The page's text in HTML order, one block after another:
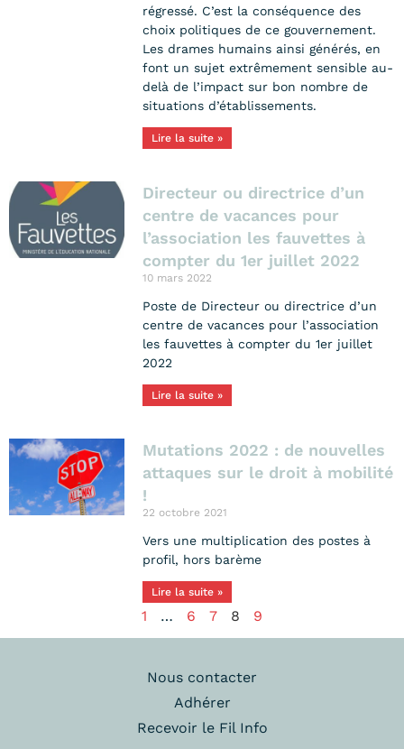
régressé. C’est la conséquence des
choix politiques de ce gouvernement.
Les drames humains ainsi générés, en
font un sujet extrêmement sensible au-
delà de l’impact sur bon nombre de
situations d’établissements.
Lire la suite »
Directeur ou directrice d’un
centre de vacances pour
l’association les fauvettes à
compter du 1er juillet 2022
10 mars 2022
Poste de Directeur ou directrice d’un
centre de vacances pour l’association
les fauvettes à compter du 1er juillet
2022
Lire la suite »
Mutations 2022 : de nouvelles
attaques sur le droit à mobilité
!
22 octobre 2021
Vers une multiplication des postes à
profil, hors barème
Lire la suite »
1 … 6 7 8 9
Nous contacter
Adhérer
Recevoir le Fil Info